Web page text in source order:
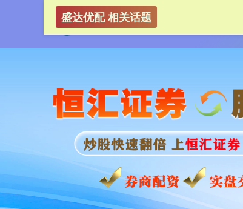
盛达优配 相关话题